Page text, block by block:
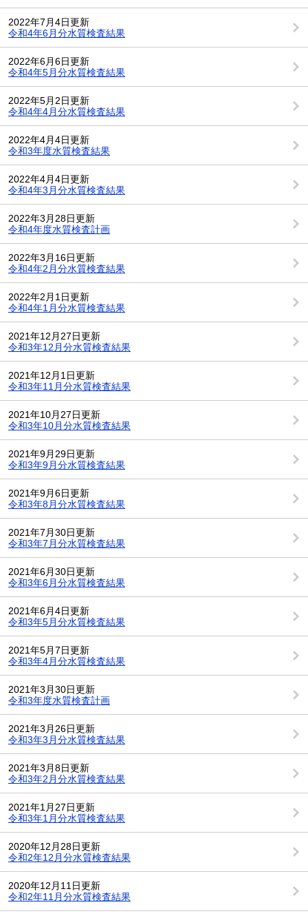
2022年7月4日更新
令和4年6月分水質検査結果
2022年6月6日更新
令和4年5月分水質検査結果
2022年5月2日更新
令和4年4月分水質検査結果
2022年4月4日更新
令和3年度水質検査結果
2022年4月4日更新
令和4年3月分水質検査結果
2022年3月28日更新
令和4年度水質検査計画
2022年3月16日更新
令和4年2月分水質検査結果
2022年2月1日更新
令和4年1月分水質検査結果
2021年12月27日更新
令和3年12月分水質検査結果
2021年12月1日更新
令和3年11月分水質検査結果
2021年10月27日更新
令和3年10月分水質検査結果
2021年9月29日更新
令和3年9月分水質検査結果
2021年9月6日更新
令和3年8月分水質検査結果
2021年7月30日更新
令和3年7月分水質検査結果
2021年6月30日更新
令和3年6月分水質検査結果
2021年6月4日更新
令和3年5月分水質検査結果
2021年5月7日更新
令和3年4月分水質検査結果
2021年3月30日更新
令和3年度水質検査計画
2021年3月26日更新
令和3年3月分水質検査結果
2021年3月8日更新
令和3年2月分水質検査結果
2021年1月27日更新
令和3年1月分水質検査結果
2020年12月28日更新
令和2年12月分水質検査結果
2020年12月11日更新
令和2年11月分水質検査結果